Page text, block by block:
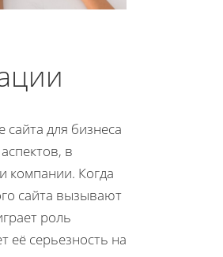
для бизнеса
в
компании. Когда
сайта вызывают
роль
её серьезность на